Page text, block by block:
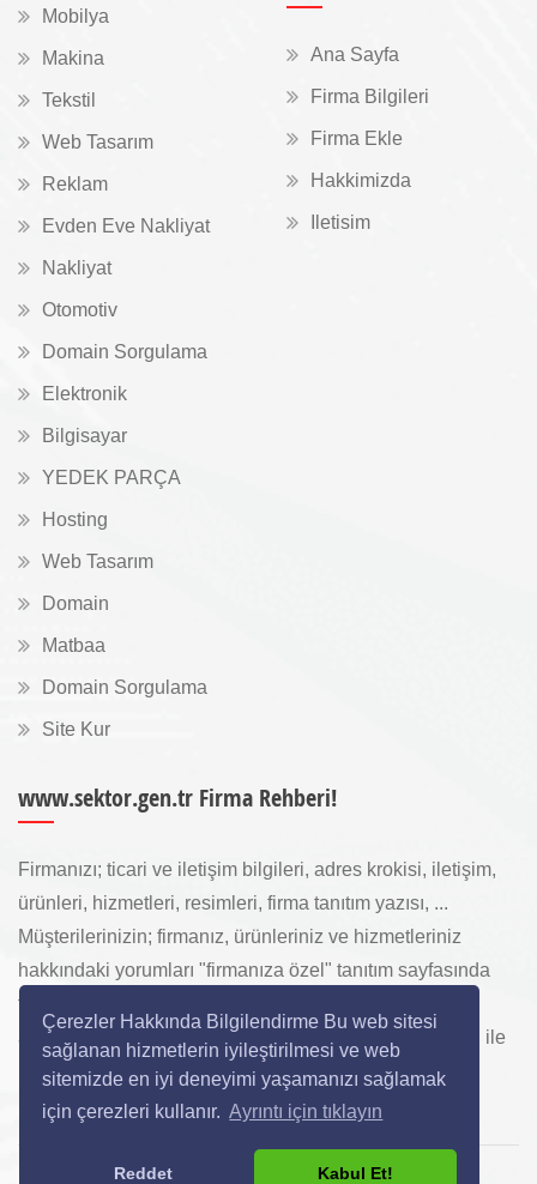
Çerezler Hakkında Bilgilendirme Bu web sitesi
sağlanan hizmetlerin iyileştirilmesi ve web
sitemizde en iyi deneyimi yaşamanızı sağlamak
için çerezleri kullanır. Ayrıntı için tıklayın
Reddet Kabul Et!
Mobilya
Makina
Tekstil
Web Tasarım
Reklam
Evden Eve Nakliyat
Nakliyat
Otomotiv
Domain Sorgulama
Elektronik
Bilgisayar
YEDEK PARÇA
Hosting
Web Tasarım
Domain
Matbaa
Domain Sorgulama
Site Kur
Ana Sayfa
Firma Bilgileri
Firma Ekle
Hakkimizda
Iletisim
www.sektor.gen.tr Firma Rehberi!
Firmanızı; ticari ve iletişim bilgileri, adres krokisi, iletişim,
ürünleri, hizmetleri, resimleri, firma tanıtım yazısı, ...
Müşterilerinizin; firmanız, ürünleriniz ve hizmetleriniz
hakkındaki yorumları "firmanıza özel" tanıtım sayfasında
toplanarak ürünlerinizi, hizmetlerinizi, internette "sizi
arayan" yeni müşterilerinize www.sektor.gen.tr aracılığı ile
ücretsiz gösterilir.